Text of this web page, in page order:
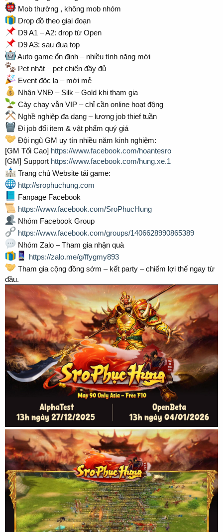
Mob thường , không mob nhóm
Drop đồ theo giai đoạn
D9 A1 – A2: drop từ Open
D9 A3: sau đua top
Auto game ổn định – nhiều tính năng mới
Pet nhặt – pet chiến đầy đủ
Event độc lạ – mới mẻ
Nhận VNĐ – Silk – Gold khi tham gia
Cày chay vẫn VIP – chỉ cần online hoạt động
Nghề nghiệp đa dạng – lương job thief tuần
Đi job đổi item & vật phẩm quý giá
Đội ngũ GM uy tín nhiều năm kinh nghiệm:
[GM Tối Cao] https://www.facebook.com/hoantesro
[GM] Support https://www.facebook.com/hung.xe.1
Trang chủ Website tải game:
http://srophuchung.com
Fanpage Facebook
https://www.facebook.com/SroPhucHung
Nhóm Facebook Group
https://www.facebook.com/groups/1406628990865389
Nhóm Zalo – Tham gia nhận quà
https://zalo.me/g/ffygmy893
Tham gia cộng đồng sớm – kết party – chiếm lợi thế ngay từ
đầu.